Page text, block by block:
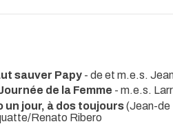
sauver Papy - de et m.e.s.
de la Femme - m.e.s.
un jour, à dos toujours(Jean-de
Renato Ribero